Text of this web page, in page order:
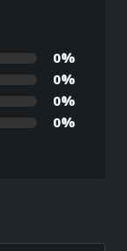
0%
0%
0%
0%